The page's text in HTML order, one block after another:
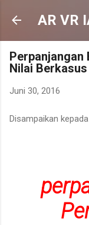
AR VR
Perpanjangan
Nilai Berkasus
Juni 30, 2016
Disampaikan